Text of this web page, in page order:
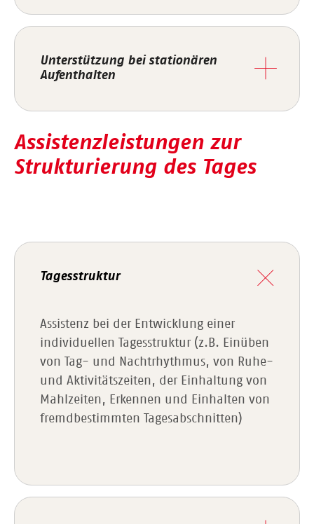
Unterstützung bei stationären
Aufenthalten
Assistenzleistungen zur
Strukturierung des Tages
Tagesstruktur
Assistenz bei der Entwicklung einer
individuellen Tagesstruktur (z.B. Einüben
von Tag- und Nachtrhythmus, von Ruhe-
und Aktivitätszeiten, der Einhaltung von
Mahlzeiten, Erkennen und Einhalten von
fremdbestimmten Tagesabschnitten)